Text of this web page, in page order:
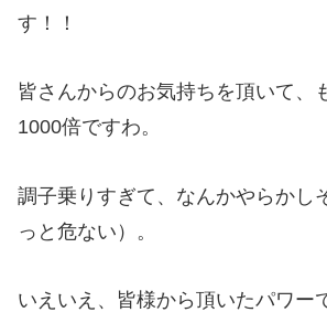
す！！
皆さんからのお気持ちを頂いて、
1000倍ですわ。
調子乗りすぎて、なんかやらかし
っと危ない）。
いえいえ、皆様から頂いたパワー